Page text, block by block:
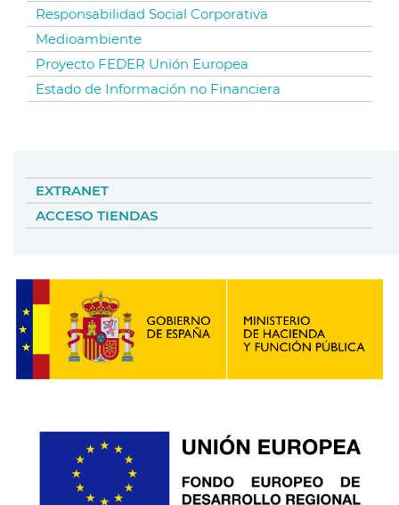
Responsabilidad Social Corporativa
Medioambiente
Proyecto FEDER Unión Europea
Estado de Información no Financiera
EXTRANET
ACCESO TIENDAS